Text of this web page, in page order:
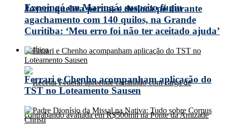
Expoingá em Maringá; suspeito fugiu
Política
Jovem quebra pernas e desloca pé durante
agachamento com 140 quilos, na Grande
Curitiba: ‘Meu erro foi não ter aceitado ajuda’
Ferrari e Chenho acompanham aplicação do
TST no Loteamento Sausen